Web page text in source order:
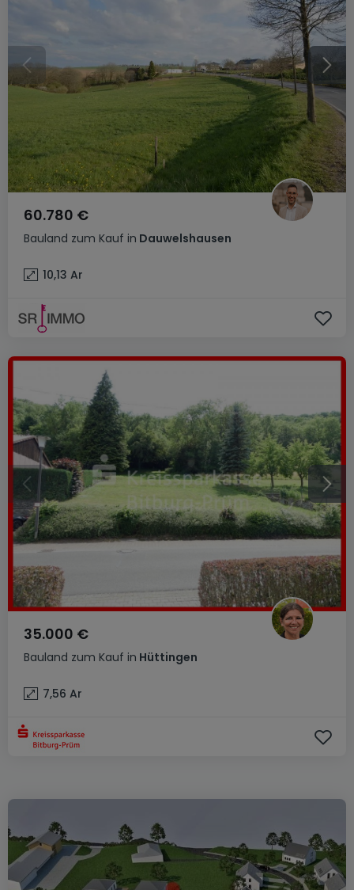
Bauland zum Kauf in Dauwelshausen
60.780 €
10,13 Ar
Bauland zum Kauf in Hüttingen
35.000 €
7,56 Ar